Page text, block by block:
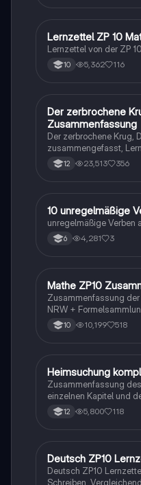
Mathe
Lernzettel ZP 10
Lernzettel von der ZP 10
10 5,362 116
Deutsch
Der zerbrochene
Zusammenfassung
Der zerbrochene Krug,
zusammengefasst,
12 23,513 356
1 Englisch
10 unregelmäßige
unregelmäßige Verben
6 4,281 3
Mathe
Mathe ZP10
Zusammenfassung
NRW +
10 10,199 518
Deutsch
Heimsuchung
Zusammenfassung
einzelnen Kapitel und
tabellarisch. Im
12 5,800 118
Deutsch
Deutsch ZP10
Deutsch ZP10
Schreiben,